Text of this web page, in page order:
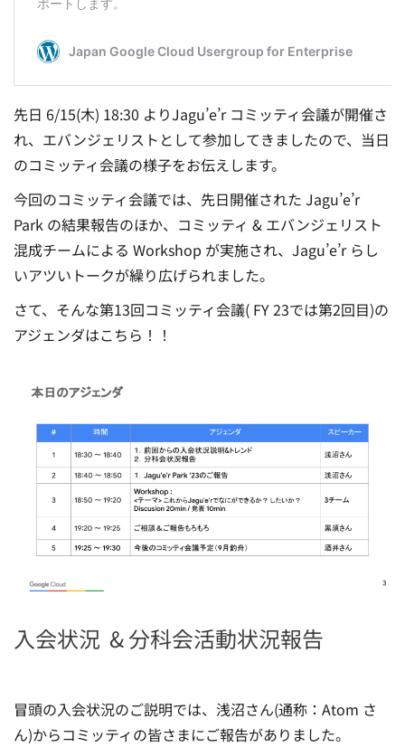
先日 6/15(木) 18:30 よりJagu’e’r コミッティ会議が開催さ
れ、エバンジェリストとして参加してきましたので、当日
のコミッティ会議の様子をお伝えします。
今回のコミッティ会議では、先日開催された Jagu’e’r
Park の結果報告のほか、コミッティ & エバンジェリスト
混成チームによる Workshop が実施され、Jagu’e’r らし
いアツいトークが繰り広げられました。
さて、そんな第13回コミッティ会議( FY 23では第2回目)の
アジェンダはこちら！！
入会状況 & 分科会活動状況報告
冒頭の入会状況のご説明では、浅沼さん(通称：Atom さ
ん)からコミッティの皆さまにご報告がありました。